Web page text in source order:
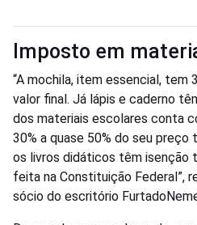
Imposto em
“A mochila, item essencial, tem
valor final. Já lápis e caderno
dos materiais escolares conta
30% a quase 50% do seu
os livros didáticos têm isenção
feita na Constituição Federal”,
sócio do escritório